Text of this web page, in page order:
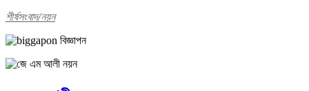
শীর্ষসংবাদ/নয়ন